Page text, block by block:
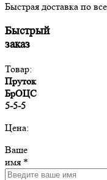
Быстрая доставка по
Быстрый
заказ
Товар:
Пруток
БрОЦС
5-5-5
Цена:
Ваше
имя *